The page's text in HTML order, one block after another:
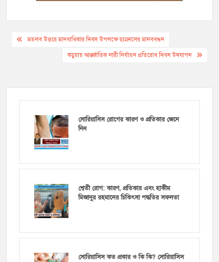
Post
navigation
মতলব উত্তরে মানবাধিকার দিবস উপলক্ষে ছাত্রদলের মানববন্ধন
কচুয়ায় আন্তর্জাতিক নারী নির্যাতন প্রতিরোধ দিবস উদযাপন
সোরিয়াসিস রোগের কারণ ও প্রতিকার জেনে
নিন
শ্বেতী রোগ: কারণ, প্রতিকার এবং হাকীম
মিজানুর রহমানের চিকিৎসা পদ্ধতির সফলতা
সোরিয়াসিস কত প্রকার ও কি কি? সোরিয়াসিস